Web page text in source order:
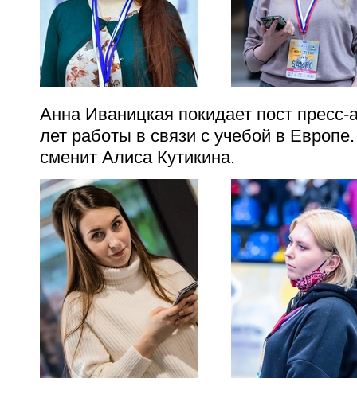
Анна Иваницкая покидает пост пресс-
лет работы в связи с учебой в
сменит Алиса Кутикина.